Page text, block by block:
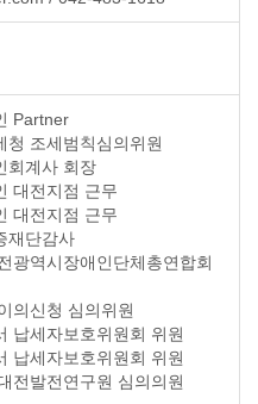
Partner
청 조세범칙심의위원
회계사 회장
대전지점 근무
대전지점 근무
재단감사
광역시장애인단체총연합회
의신청 심의위원
납세자보호위원회 위원
납세자보호위원회 위원
전발전연구원 심의의원